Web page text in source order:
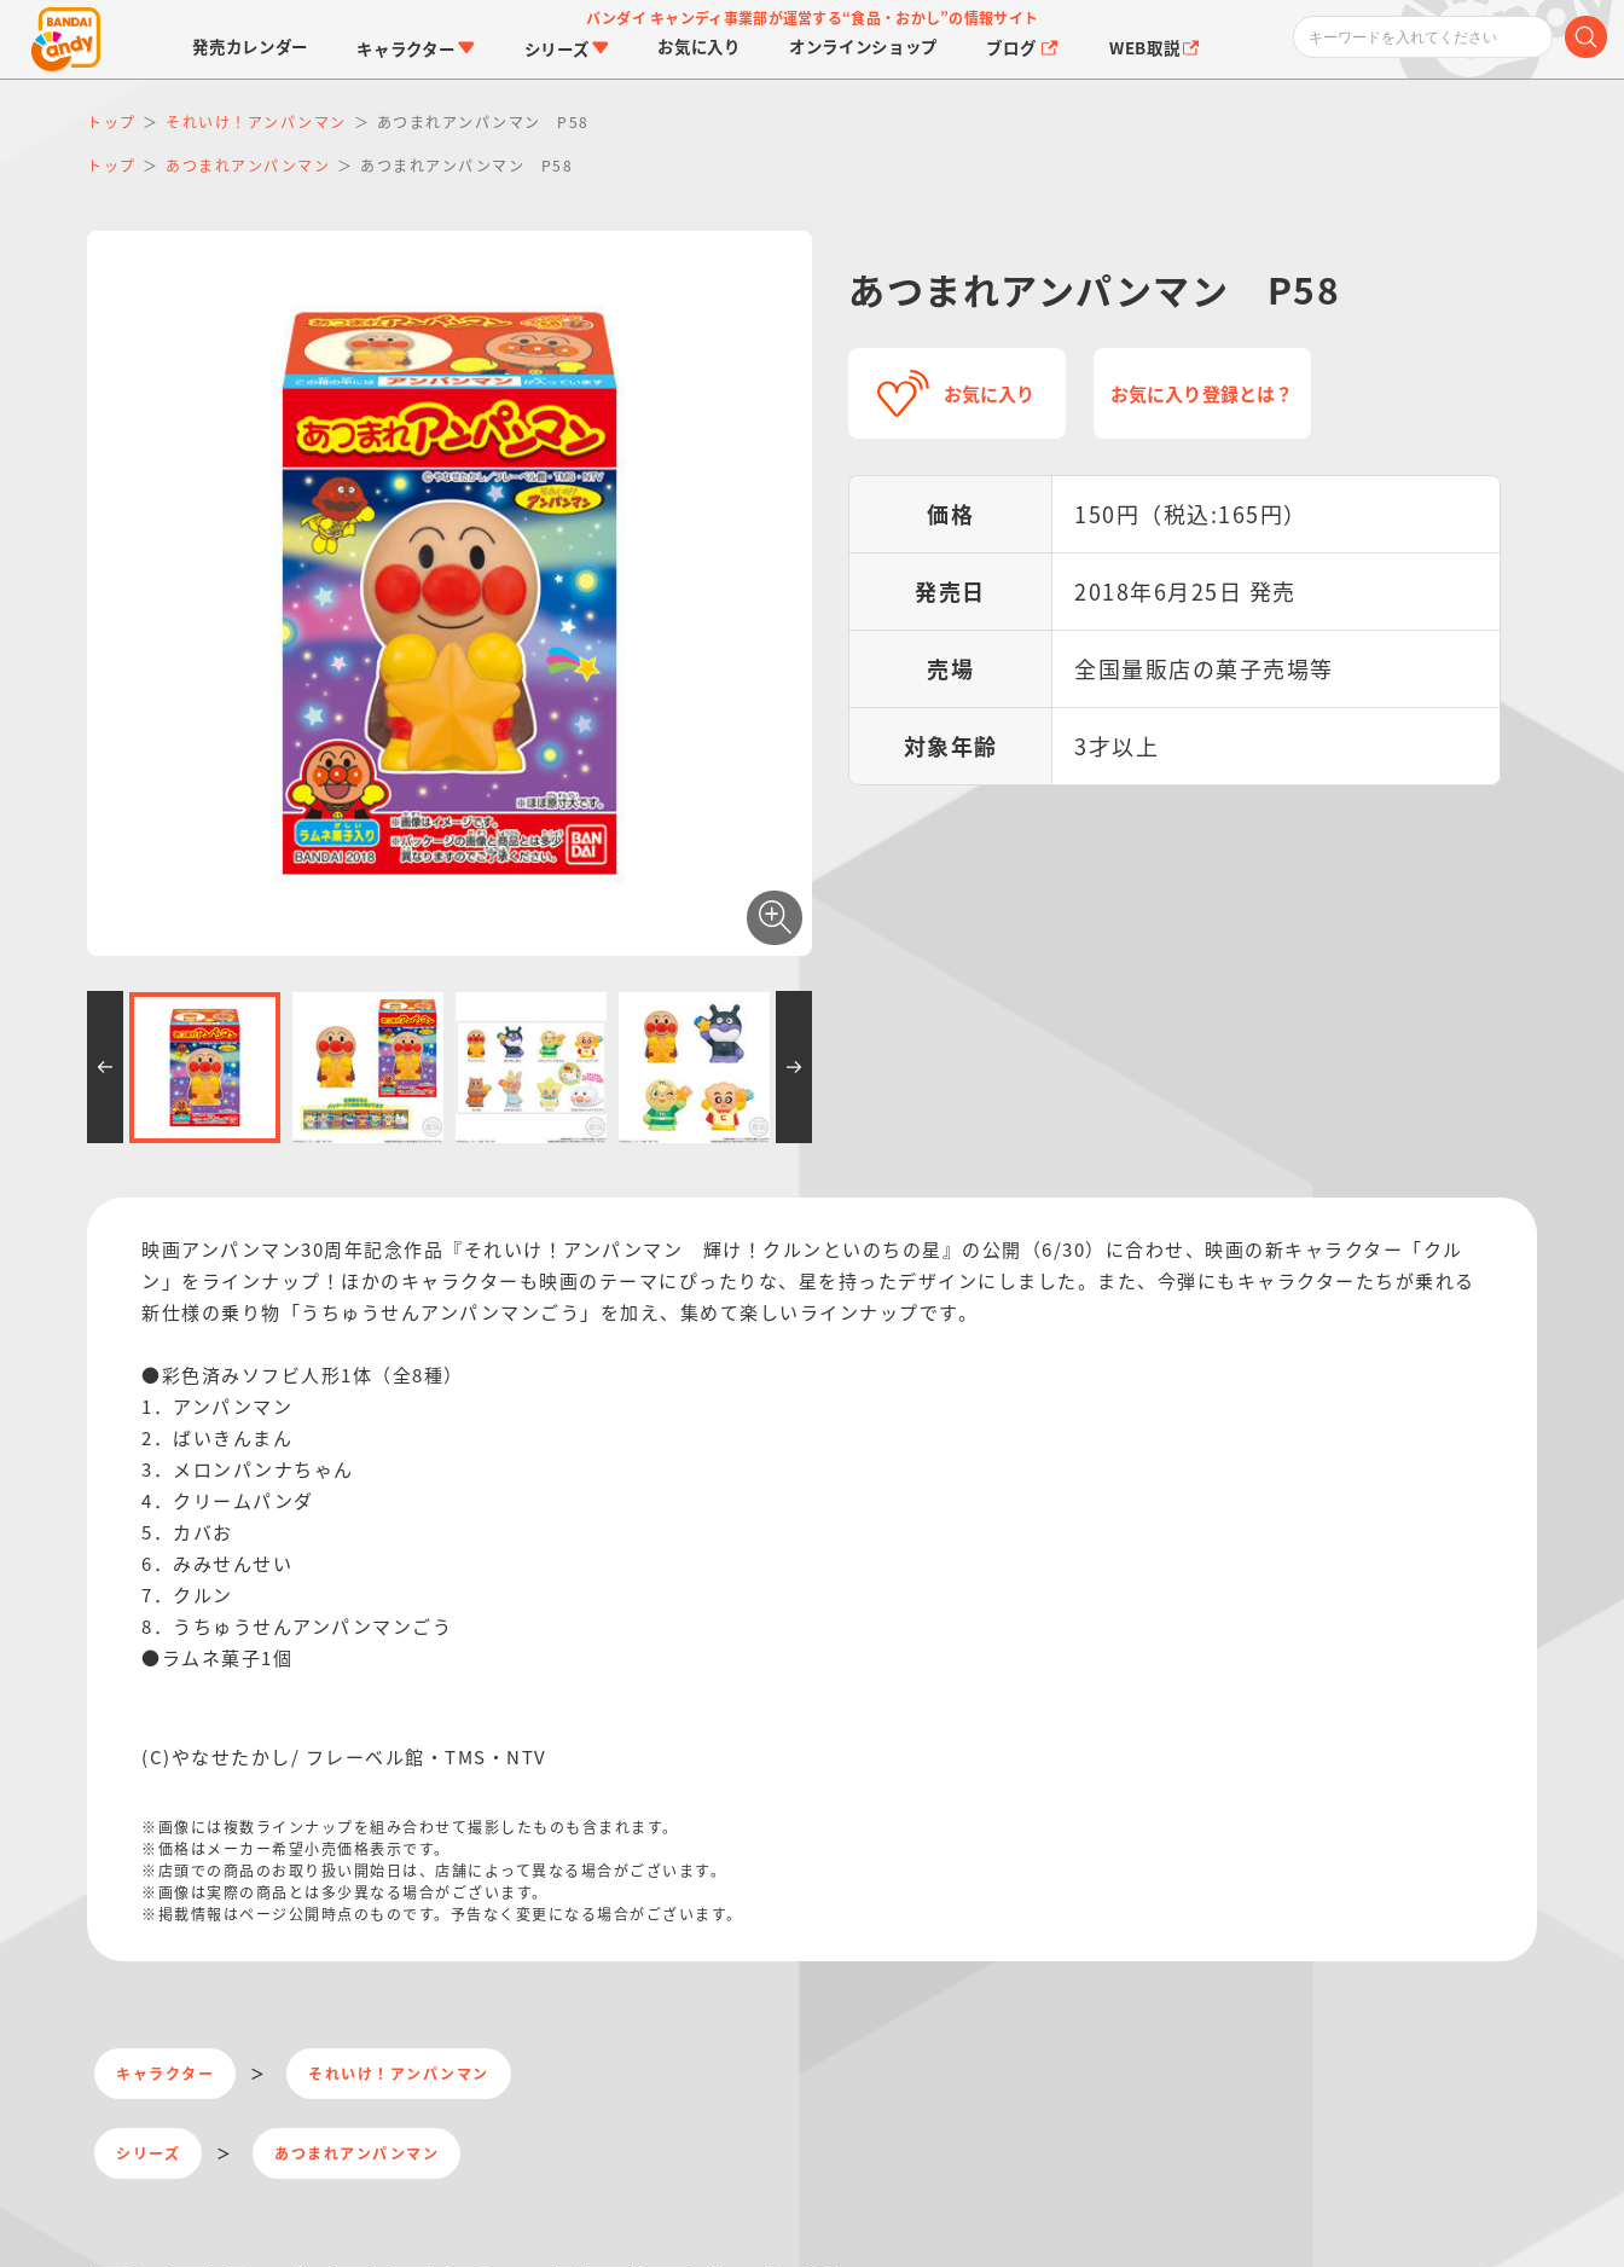
バンダイ キャンディ事業部が運営する“食品・おかし”の情報サイト
発売カレンダー キャラクター
仮面ライダーシリーズ
PROJECT R.E.D.・ス
ーパー戦隊シリーズ
シリーズ
キャラパキ つりグミ
お気に入り オンラインショップ ブログ WEB取説
トップ それいけ！アンパンマン あつまれアンパンマン P58
トップ あつまれアンパンマン あつまれアンパンマン P58
あつまれアンパンマン P58
お気に入り お気に入り登録とは？
価格 150円（税込:165円）
発売日 2018年6月25日 発売
売場 全国量販店の菓子売場等
対象年齢 3才以上
映画アンパンマン30周年記念作品『それいけ！アンパンマン 輝け！クルンといのちの星』の公開（6/30）に合わせ、映画の新キャラクター「クル
ン」をラインナップ！ほかのキャラクターも映画のテーマにぴったりな、星を持ったデザインにしました。また、今弾にもキャラクターたちが乗れる
新仕様の乗り物「うちゅうせんアンパンマンごう」を加え、集めて楽しいラインナップです。
●彩色済みソフビ人形1体（全8種）
1．アンパンマン
2．ばいきんまん
3．メロンパンナちゃん
4．クリームパンダ
5．カバお
6．みみせんせい
7．クルン
8．うちゅうせんアンパンマンごう
●ラムネ菓子1個
(C)やなせたかし/ フレーベル館・TMS・NTV
※画像には複数ラインナップを組み合わせて撮影したものも含まれます。
※価格はメーカー希望小売価格表示です。
※店頭での商品のお取り扱い開始日は、店舗によって異なる場合がございます。
※画像は実際の商品とは多少異なる場合がございます。
※掲載情報はページ公開時点のものです。予告なく変更になる場合がございます。
キャラクター それいけ！アンパンマン
シリーズ あつまれアンパンマン